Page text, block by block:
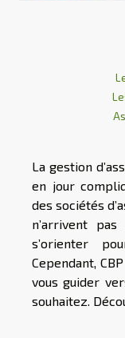
La gestion
en jour
des sociétés
n’arrivent
s’orienter
Cependant,
vous guider
souhaitez.